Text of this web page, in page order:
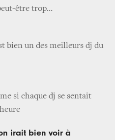
être trop…
bien un des meilleurs dj du
si chaque dj se sentait
irait bien voir à